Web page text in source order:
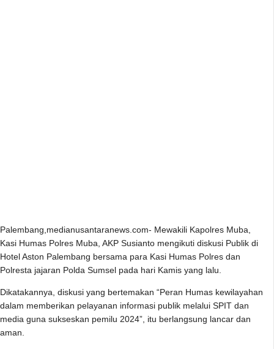
Palembang,medianusantaranews.com- Mewakili Kapolres Muba,
Kasi Humas Polres Muba, AKP Susianto mengikuti diskusi Publik di
Hotel Aston Palembang bersama para Kasi Humas Polres dan
Polresta jajaran Polda Sumsel pada hari Kamis yang lalu.
Dikatakannya, diskusi yang bertemakan “Peran Humas kewilayahan
dalam memberikan pelayanan informasi publik melalui SPIT dan
media guna sukseskan pemilu 2024”, itu berlangsung lancar dan
aman.